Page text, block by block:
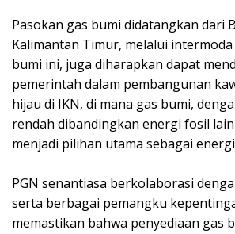
Pasokan gas bumi didatangkan dari
Kalimantan Timur, melalui
bumi ini, juga diharapkan dapat
pemerintah dalam pembangunan
hijau di IKN, di mana gas bumi,
rendah dibandingkan energi fosil
menjadi pilihan utama sebagai
PGN senantiasa berkolaborasi
serta berbagai pemangku
memastikan bahwa penyediaan gas